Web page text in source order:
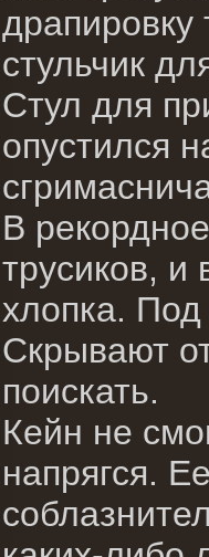
драпировку
стульчик
Стул для
опустился
В
трусиков, и
хлопка.
Скрывают
поискать.
Кейн не
напрягся.